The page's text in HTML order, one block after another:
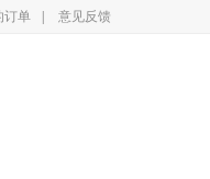
订单 意见反馈